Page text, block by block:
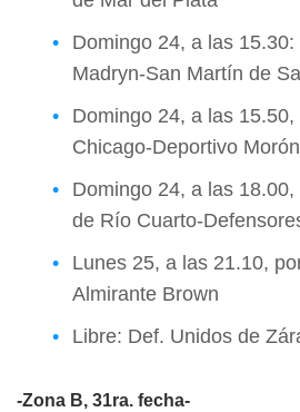
Domingo 24, a las
Madryn-San Martín de
Domingo 24, a las
Chicago-Deportivo Morón
Domingo 24, a las
de Río Cuarto-
Lunes 25, a las 21.10,
Almirante Brown
Libre: Def. Unidos de
-Zona B, 31ra. fecha-